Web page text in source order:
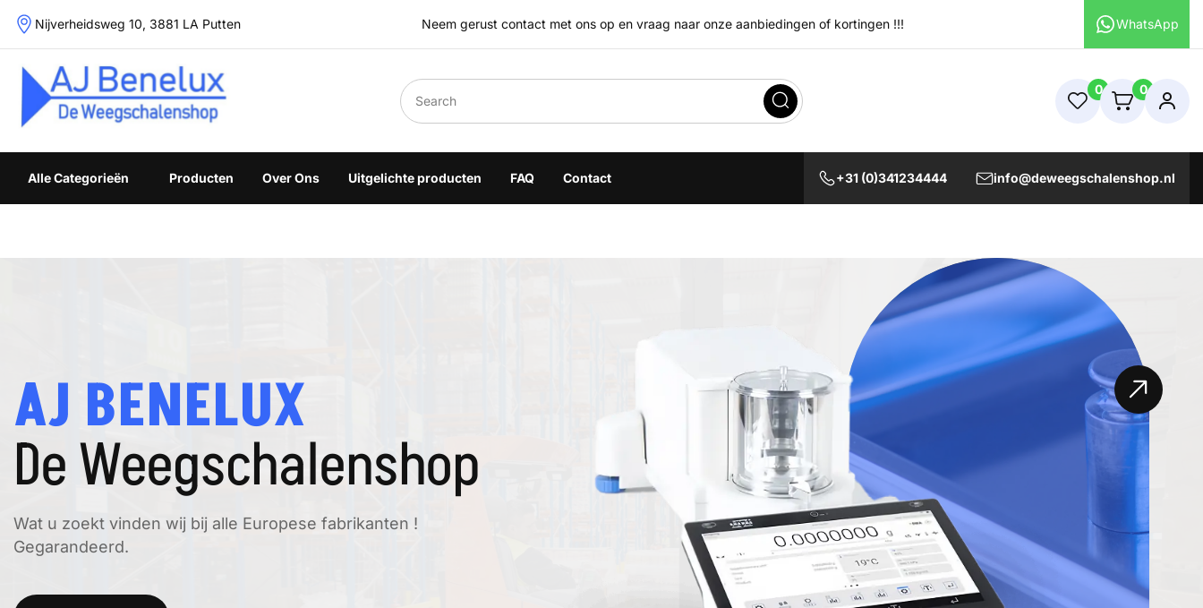
Skip
Nijverheidsweg 10, 3881 LA Putten Neem gerust contact met ons op en vraag naar onze aanbiedingen of kortingen !!! WhatsApp
Weegschalenshop | Precisieweegschalen & Industriële Weegoplossingen
0 0
Alle Categorieën Producten Over Ons Uitgelichte producten FAQ Contact +31 (0)341234444 info@deweegschalenshop.nl
AJ BENELUX
De Weegschalenshop
Wat u zoekt vinden wij bij alle Europese fabrikanten !
Gegarandeerd.